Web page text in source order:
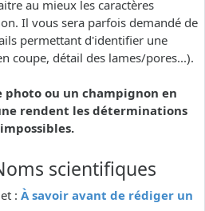
au mieux les caractères
Il vous sera parfois demandé de
permettant d'identifier une
coupe, détail des lames/pores...).
photo ou un champignon en
rendent les déterminations
scientifiques
: À savoir avant de rédiger un